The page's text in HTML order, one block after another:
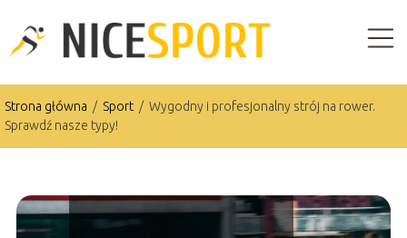
Strona główna / Sport / Wygodny i profesjonalny strój na rower.
Sprawdź nasze typy!